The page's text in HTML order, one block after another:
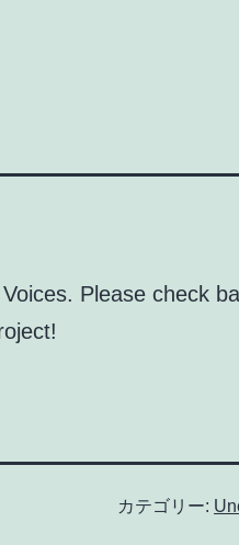
Please check
カテゴリー: